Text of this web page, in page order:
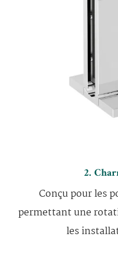
2.
Conçu pour les
permettant une
les